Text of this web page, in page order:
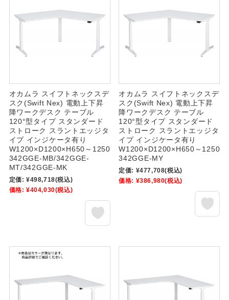
オカムラ スイフトネックスデ
スク(Swift Nex) 電動上下昇
降ワークデスク テーブル
120°型タイプ スタンダード
ストローク スラントエッジタ
イプ インジケータ有り
W1200×D1200×H650～1250
342GGE-MB/342GGE-
MT/342GGE-MK
定価: ¥498,718(税込)
価格: ¥404,030(税込)
オカムラ スイフトネックスデ
スク(Swift Nex) 電動上下昇
降ワークデスク テーブル
120°型タイプ スタンダード
ストローク スラントエッジタ
イプ インジケータ有り
W1200×D1200×H650～1250
342GGE-MY
定価: ¥477,708(税込)
価格: ¥386,980(税込)